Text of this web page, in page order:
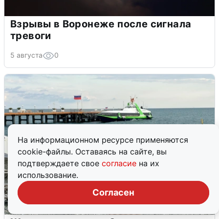
На информационном ресурсе применяются
cookie-файлы. Оставаясь на сайте, вы
подтверждаете свое согласие на их
использование.
Согласен
Взрывы в Воронеже после сигнала
тревоги
5 августа 0